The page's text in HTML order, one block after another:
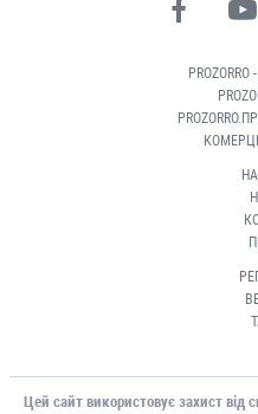
Цей сайт використовує захист від